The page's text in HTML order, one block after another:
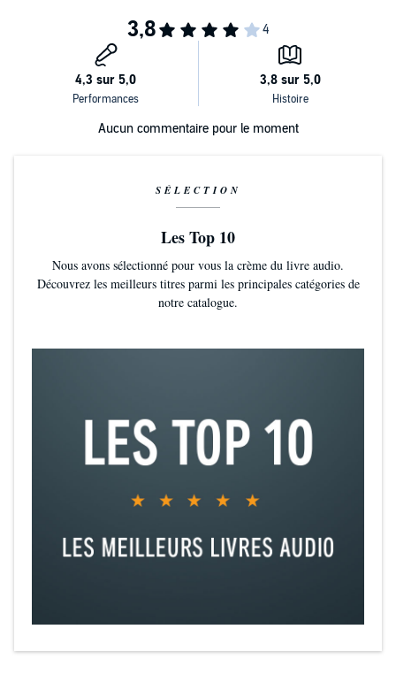
Aucun commentaire pour le moment
SÉLECTION
Les Top 10
Nous avons sélectionné pour vous la crème du livre audio.
Découvrez les meilleurs titres parmi les principales catégories de
notre catalogue.